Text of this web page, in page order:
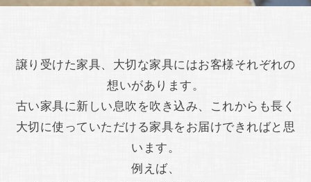
譲り受けた家具、大切な家具にはお客様それぞれの
想いがあります。
古い家具に新しい息吹を吹き込み、これからも長く
大切に使っていただける家具をお届けできればと思
います。
例えば、